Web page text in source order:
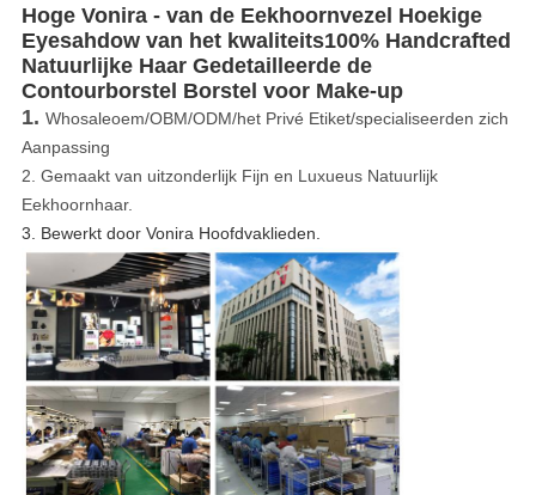
Hoge Vonira - van de Eekhoornvezel Hoekige
Eyesahdow van het kwaliteits100% Handcrafted
Natuurlijke Haar Gedetailleerde de
Contourborstel Borstel voor Make-up
1. Whosaleoem/OBM/ODM/het Privé Etiket/specialiseerden zich
Aanpassing
2. Gemaakt van uitzonderlijk Fijn en Luxueus Natuurlijk
Eekhoornhaar.
3. Bewerkt door Vonira Hoofdvaklieden.